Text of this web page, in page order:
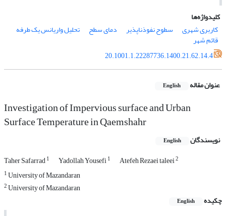
کلیدواژه‌ها
کاربری شهری
سطوح نفوذناپذیر دمای سطح تحلیل واریانس یک طرفه
قائم شهر
20.1001.1.22287736.1400.21.62.14.4
عنوان مقاله English
Investigation of Impervious surface and Urban
Surface Temperature in Qaemshahr
نویسندگان English
Taher Safarrad1 Yadollah Yousefi1 Atefeh Rezaei taleei2
1University of Mazandaran
2University of Mazandaran
چکیده
English